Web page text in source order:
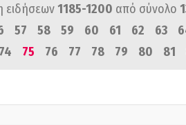
ειδήσεων1185-1200 από σύνολο
57 58 59 60 61 62 63
74 75 76 77 78 79 80 81